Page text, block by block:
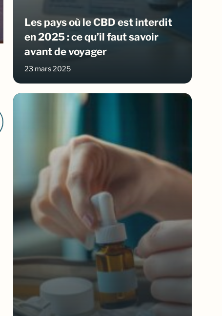
Les pays où le CBD est interdit
en 2025 : ce qu’il faut savoir
avant de voyager
23 mars 2025